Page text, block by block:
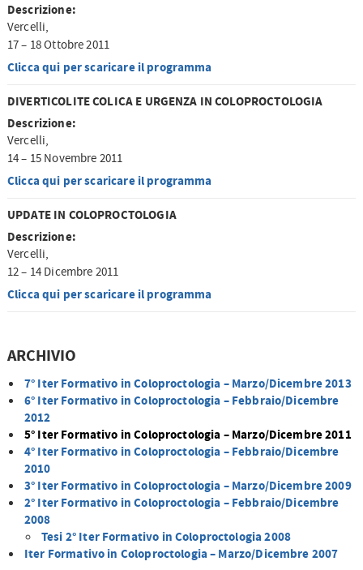
Descrizione:
Vercelli,
17 – 18 Ottobre 2011
Clicca qui per scaricare il programma
DIVERTICOLITE COLICA E URGENZA IN COLOPROCTOLOGIA
Descrizione:
Vercelli,
14 – 15 Novembre 2011
Clicca qui per scaricare il programma
UPDATE IN COLOPROCTOLOGIA
Descrizione:
Vercelli,
12 – 14 Dicembre 2011
Clicca qui per scaricare il programma
ARCHIVIO
7° Iter Formativo in Coloproctologia – Marzo/Dicembre 2013
6° Iter Formativo in Coloproctologia – Febbraio/Dicembre
2012
5° Iter Formativo in Coloproctologia – Marzo/Dicembre 2011
4° Iter Formativo in Coloproctologia – Febbraio/Dicembre
2010
3° Iter Formativo in Coloproctologia – Marzo/Dicembre 2009
2° Iter Formativo in Coloproctologia – Febbraio/Dicembre
2008
Tesi 2° Iter Formativo in Coloproctologia 2008
Iter Formativo in Coloproctologia – Marzo/Dicembre 2007